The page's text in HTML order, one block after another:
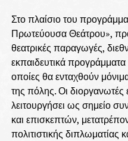
Στο πλαίσιο του
Πρωτεύουσα Θεάτρου»,
θεατρικές παραγωγές,
εκπαιδευτικά προγράμματα
οποίες θα ενταχθούν
της πόλης. Οι
λειτουργήσει ως σημείο
και επισκεπτών,
πολιτιστικής διπλωματίας